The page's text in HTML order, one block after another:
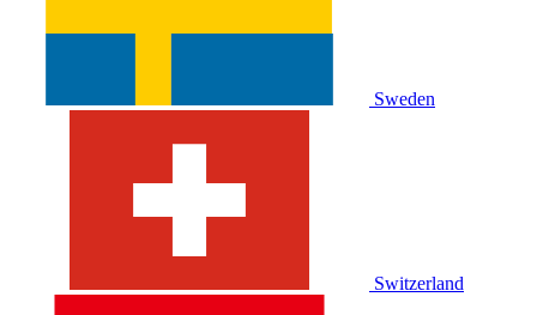
Sweden
Switzerland